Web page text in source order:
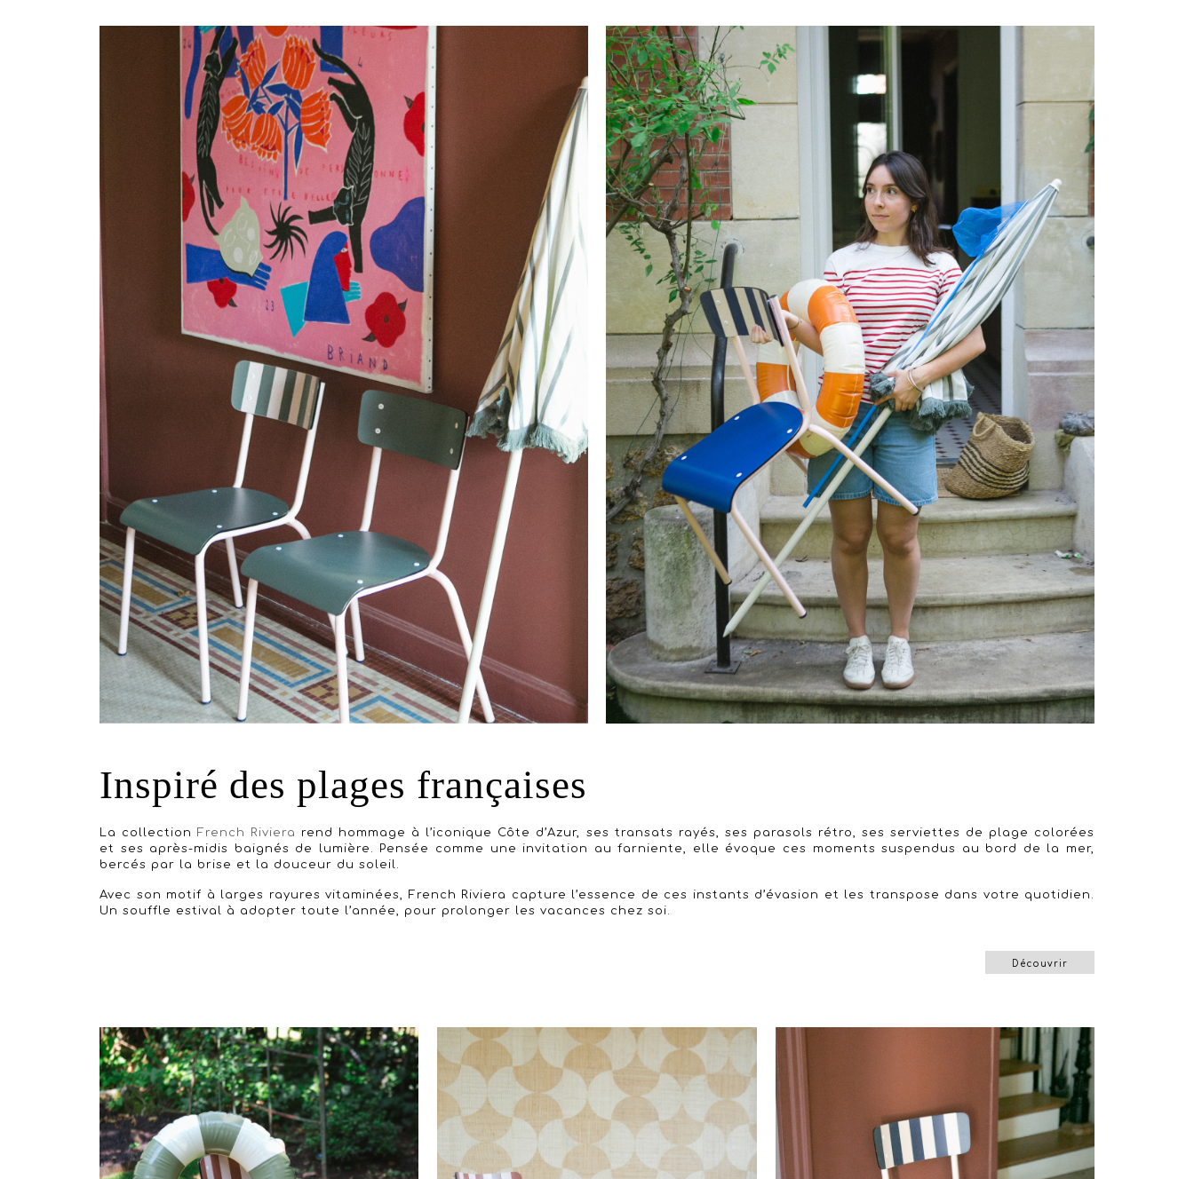
Inspiré des plages françaises
La collection French Riviera
rend hommage à l’iconique Côte d’Azur, ses transats rayés, ses parasols rétro, ses serviettes de plage colorées
et ses après-midis baignés de lumière. Pensée comme une invitation au farniente, elle évoque ces moments suspendus au bord de la mer,
bercés par la brise et la douceur du soleil.
Avec son motif à larges rayures vitaminées, French Riviera capture l’essence de ces instants d’évasion et les transpose dans votre quotidien.
Un souffle estival à adopter toute l’année, pour prolonger les vacances chez soi.
Découvrir